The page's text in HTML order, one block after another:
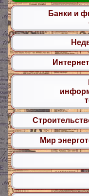
Банки и
Мир